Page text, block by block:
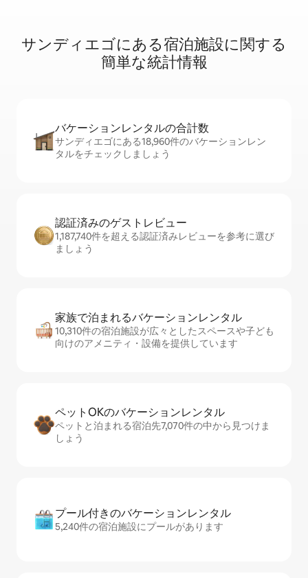
サンディエゴに⁠あ⁠る宿⁠泊⁠施⁠設⁠に関⁠す⁠る
簡⁠単⁠な統⁠計⁠情⁠報
バケーションレ⁠ン⁠タ⁠ル⁠の合⁠計⁠数
サンディエゴにある18,960件のバケーションレン
タルをチェックしましょう
認証済みのゲ⁠ス⁠ト⁠レ⁠ビ⁠ュ⁠ー
1,187,740件を超える認証済みレビューを参考に選び
ましょう
家族で泊まれるバ⁠ケ⁠ー⁠シ⁠ョ⁠ンレ⁠ン⁠タ⁠ル
10,310件の宿泊施設が広々としたスペースや子ども
向けのアメニティ・設備を提供しています
ペットOKのバ⁠ケ⁠ー⁠シ⁠ョ⁠ンレ⁠ン⁠タ⁠ル
ペットと泊まれる宿泊先7,070件の中から見つけま
しょう
プール付きのバ⁠ケ⁠ー⁠シ⁠ョ⁠ンレ⁠ン⁠タ⁠ル
5,240件の宿泊施設にプールがあります